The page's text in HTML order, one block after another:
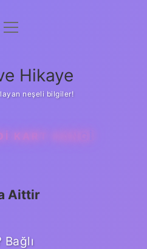
Uyarı
menüyü
Hikaye
neşeli bilgiler!
KART HANGI
Aittir